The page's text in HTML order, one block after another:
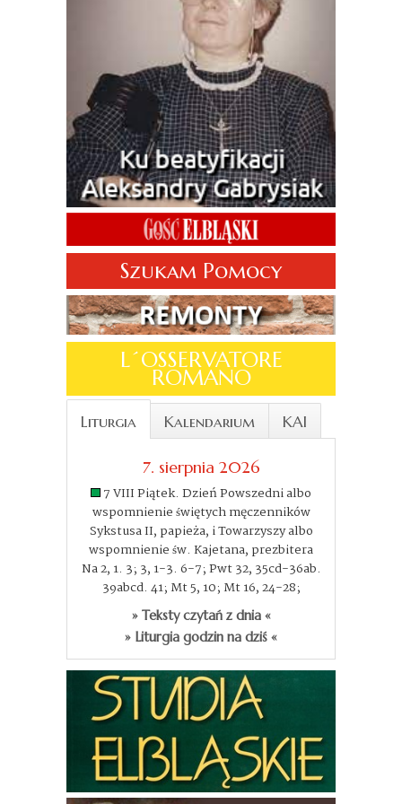
Szukam Pomocy
L´OSSERVATORE
ROMANO
Liturgia Kalendarium KAI
7. sierpnia 2026
7 VIII Piątek. Dzień Powszedni albo
wspomnienie świętych męczenników
Sykstusa II, papieża, i Towarzyszy albo
wspomnienie św. Kajetana, prezbitera
Na 2, 1. 3; 3, 1-3. 6-7; Pwt 32, 35cd-36ab.
39abcd. 41; Mt 5, 10; Mt 16, 24-28;
» Teksty czytań z dnia «
» Liturgia godzin na dziś «